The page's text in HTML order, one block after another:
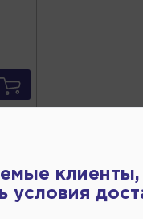
клиенты,
условия